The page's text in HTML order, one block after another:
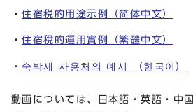
・住宿税的用途示例（简体中文）
・住宿稅的運用實例（繁體中文）
・ 숙박세 사용처의 예시 （한국어）
動画については、日本語・英語・中